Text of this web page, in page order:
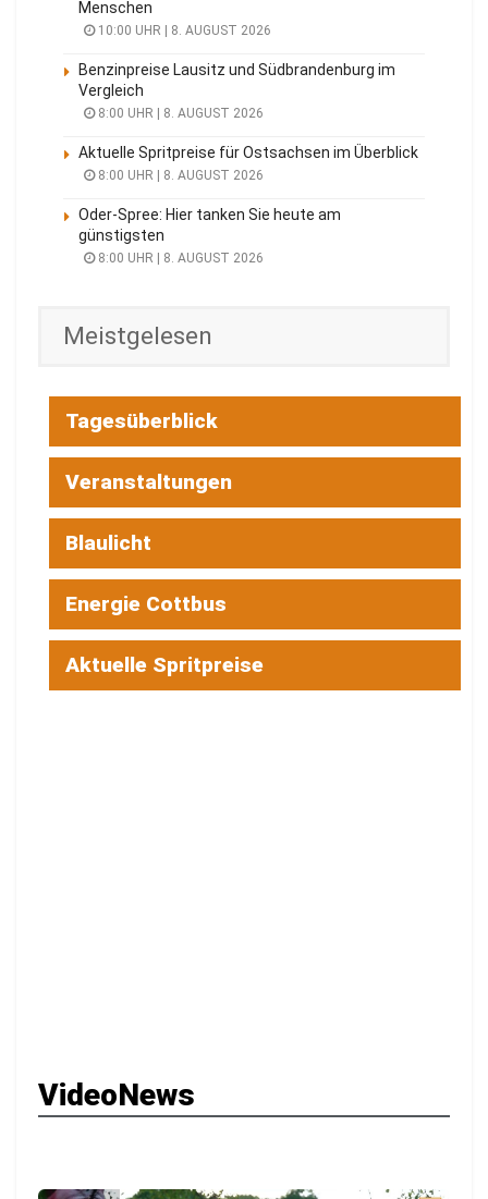
Menschen
10:00 UHR | 8. AUGUST 2026
Benzinpreise Lausitz und Südbrandenburg im
Vergleich
8:00 UHR | 8. AUGUST 2026
Aktuelle Spritpreise für Ostsachsen im Überblick
8:00 UHR | 8. AUGUST 2026
Oder-Spree: Hier tanken Sie heute am
günstigsten
8:00 UHR | 8. AUGUST 2026
Meistgelesen
Tagesüberblick
Veranstaltungen
Blaulicht
Energie Cottbus
Aktuelle Spritpreise
VideoNews